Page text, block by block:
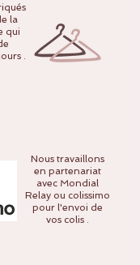
la
qui
.
Nous travaillons
en partenariat
avec Mondial
Relay ou colissimo
pour l'envoi de
vos colis .